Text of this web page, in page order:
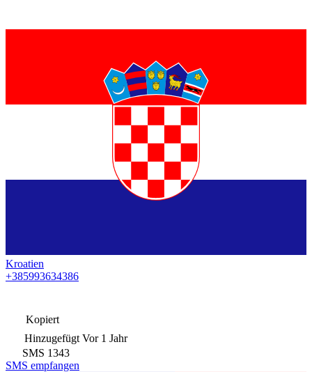
Kroatien
+385993634386
Kopiert
Hinzugefügt Vor 1 Jahr
SMS 1343
SMS empfangen